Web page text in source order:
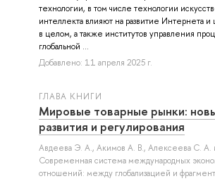
технологии, в том числе технологии
интеллекта влияют на развитие Интернета
в целом, а также институтов управления
глобальной ...
Добавлено: 11 апреля 2025 г.
ГЛАВА КНИГИ
Мировые товарные рынки:
развития и регулирования
Авдеева Э. А., Акимов А. В., Алексеева С. А.
Современная система международных
отношений: между глобализацией и